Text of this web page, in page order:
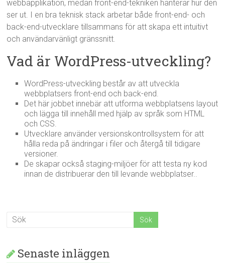
webbapplikation, medan front-end-tekniken hanterar hur den
ser ut. I en bra teknisk stack arbetar både front-end- och
back-end-utvecklare tillsammans för att skapa ett intuitivt
och användarvänligt gränssnitt.
Vad är WordPress-utveckling?
WordPress-utveckling består av att utveckla
webbplatsers front-end och back-end.
Det här jobbet innebär att utforma webbplatsens layout
och lägga till innehåll med hjälp av språk som HTML
och CSS.
Utvecklare använder versionskontrollsystem för att
hålla reda på ändringar i filer och återgå till tidigare
versioner.
De skapar också staging-miljöer för att testa ny kod
innan de distribuerar den till levande webbplatser..
Senaste inläggen